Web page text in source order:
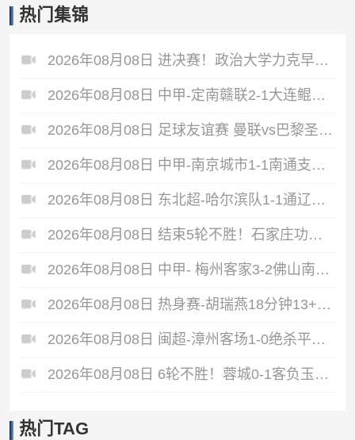
热门集锦
2026年08月08日 进决赛！政治大学力克早稻田大学 谢昀达26+6 波波卡22+15+7
2026年08月08日 中甲-定南赣联2-1大连鲲城 达西埃尔两分钟两球
2026年08月08日 足球友谊赛 曼联vs巴黎圣日耳曼 进球
2026年08月08日 中甲-南京城市1-1南通支云5轮不胜 冈萨雷斯建功董洪麟破门救主
2026年08月08日 东北超-哈尔滨队1-1通辽队 李大宇破门李明悦神仙球扳平
2026年08月08日 结束5轮不胜！石家庄功夫2-1十人陕西联合 维尼修斯制胜曹康直红
2026年08月08日 中甲- 梅州客家3-2佛山南狮 维尼梅开二度
2026年08月08日 热身赛-胡瑞燕18分钟13+6 中国U18女篮38分大胜蒙古女篮
2026年08月08日 闽超-漳州客场1-0绝杀平潭终结6连败 黄鸿替补登场97分钟破门
2026年08月08日 6轮不胜！蓉城0-1客负玉昆 奥斯卡制胜玉昆暂第三 蓉城全场1射正
热门TAG